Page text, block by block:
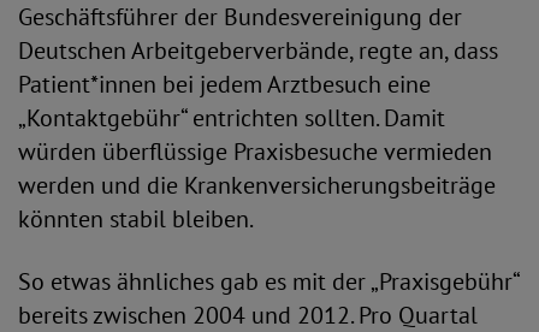
Geschäftsführer der Bundesvereinigung der
Deutschen Arbeitgeberverbände, regte an, dass
Patient*innen bei jedem Arztbesuch eine
„Kontaktgebühr“ entrichten sollten. Damit
würden überflüssige Praxisbesuche vermieden
werden und die Krankenversicherungsbeiträge
könnten stabil bleiben.
So etwas ähnliches gab es mit der „Praxisgebühr“
bereits zwischen 2004 und 2012. Pro Quartal